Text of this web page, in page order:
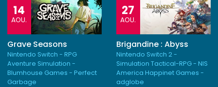
14
AOU.
Grave Seasons
Nintendo Switch - RPG
Aventure Simulation -
Blumhouse Games - Perfect
Garbage
27
AOU.
Brigandine : Abyss
Nintendo Switch 2 -
Simulation Tactical-RPG - NIS
America Happinet Games -
adglobe